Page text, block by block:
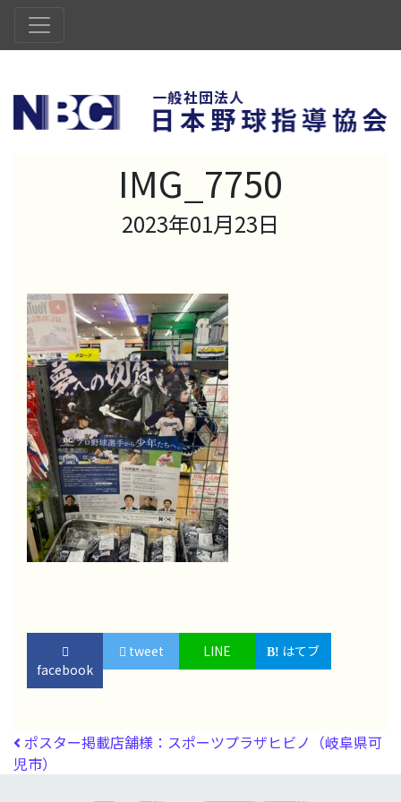
IMG_7750
2023年01月23日
facebook
tweet LINE はてブ
投稿ナビゲーション
ポスター掲載店舗様：スポーツプラザヒビノ（岐阜県可
児市）